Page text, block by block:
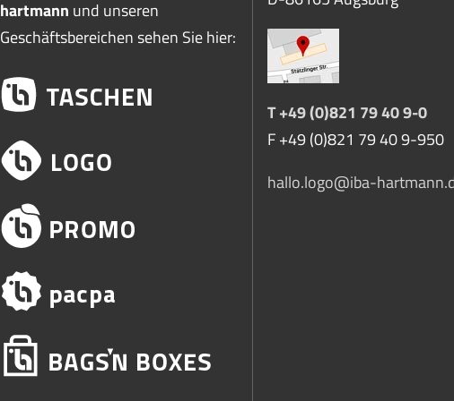
hartmann und unseren
Geschäftsbereichen sehen Sie hier:
T +49 (0)821 79 40 9-0
F +49 (0)821 79 40 9-950
hallo.logo@iba-